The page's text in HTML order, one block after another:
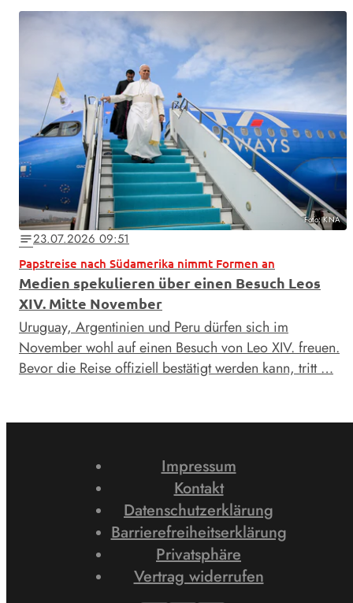
Foto: KNA
notes23.07.2026 09:51
Papstreise nach Südamerika nimmt Formen an
Medien spekulieren über einen Besuch Leos
XIV. Mitte November
Uruguay, Argentinien und Peru dürfen sich im
November wohl auf einen Besuch von Leo XIV. freuen.
Bevor die Reise offiziell bestätigt werden kann, tritt …
Impressum
Kontakt
Datenschutzerklärung
Barrierefreiheitserklärung
Privatsphäre
Vertrag widerrufen